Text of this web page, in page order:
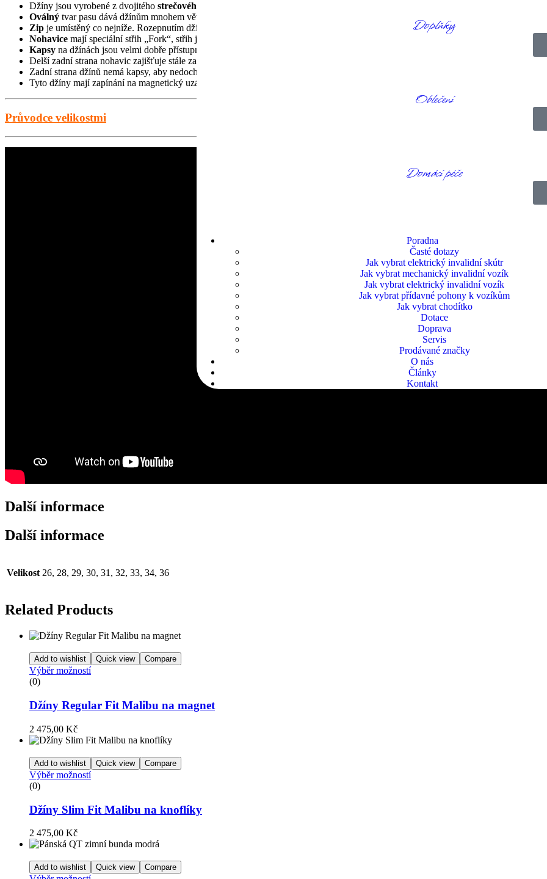
Doplňky
Oblečení
Domácí péče
Poradna
Časté dotazy
Jak vybrat elektrický invalidní skútr
Jak vybrat mechanický invalidní vozík
Jak vybrat elektrický invalidní vozík
Jak vybrat přídavné pohony k vozíkům
Jak vybrat chodítko
Dotace
Doprava
Servis
Prodávané značky
O nás
Články
Kontakt
Džíny jsou vyrobené z dvojitého strečového
denimu. Streč v látce snižuje tření na kůži. Délkový streč usnadňuje nastavení délky
Oválný tvar pasu dává džínům mnohem větší prostor pro oblékání.
Zip je umístěný co nejníže. Rozepnutím džínů získáte více prostoru, pokud potřebujete provádět akce v oblasti rozkroku.
Nohavice mají speciální střih „Fork“, střih je určený pro uživatele, kteří mají kolena u sebe. Džíny jsou vyrobené pro jízdu na
Kapsy na džínách jsou velmi dobře přístupné i ze sedu.
Delší zadní strana nohavic zajišťuje stále zakryté kotníky.
Zadní strana džínů nemá kapsy, aby nedocházelo k otlačeninám.
Tyto džíny mají zapínání na magnetický uzávěr Fidlock a suchý zip. Toto zapínání je velmi praktické a tiché.
Průvodce velikostmi
Další informace
Další informace
Velikost 26, 28, 29, 30, 31, 32, 33, 34, 36
Related Products
Add to wishlist Quick view Compare
Výběr možností
(0)
Džíny Regular Fit Malibu na magnet
2 475,00 Kč
Add to wishlist Quick view Compare
Výběr možností
(0)
Džíny Slim Fit Malibu na knoflíky
2 475,00 Kč
Add to wishlist Quick view Compare